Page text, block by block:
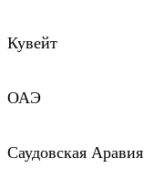
Кувейт
ОАЭ
Саудовская Аравия